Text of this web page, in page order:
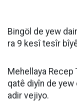
Bingöl de yew
ra 9 kesî tesîr
Mehellaya Recep
qatê diyîn de yew
adir vejiyo.